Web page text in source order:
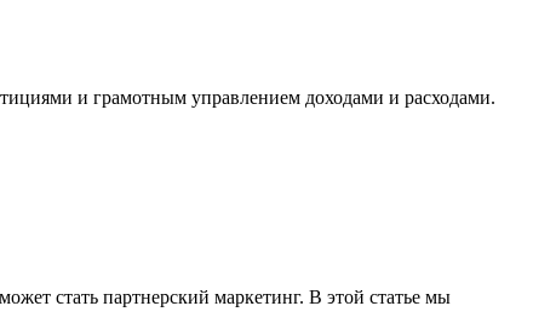
и грамотным управлением доходами и расходами.
стать партнерский маркетинг. В этой статье мы